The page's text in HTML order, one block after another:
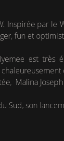
Inspirée par
fun et
est très
Malina
Sud, son